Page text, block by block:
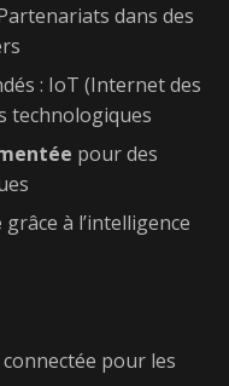
dans des
: IoT (Internet des
technologiques
pour des
grâce à l’intelligence
pour les